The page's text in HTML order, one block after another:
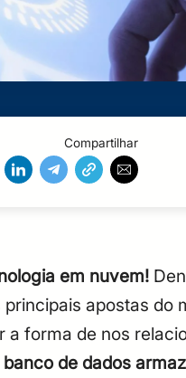
Compartilhar
em nuvem!
apostas
forma de nos
de dados